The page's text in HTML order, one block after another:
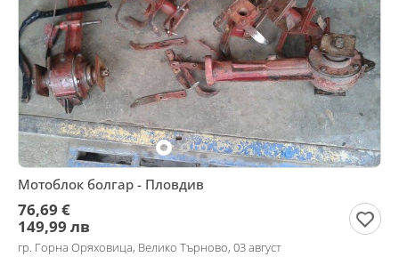
Мотоблок болгар - Пловдив
76,69 €
149,99 лв
гр. Горна Оряховица, Велико Търново, 03 август